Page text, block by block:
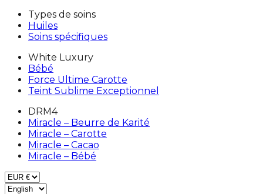
Types de soins
Huiles
Soins spécifiques
White Luxury
Bébé
Force Ultime Carotte
Teint Sublime Exceptionnel
DRM4
Miracle – Beurre de Karité
Miracle – Carotte
Miracle – Cacao
Miracle – Bébé